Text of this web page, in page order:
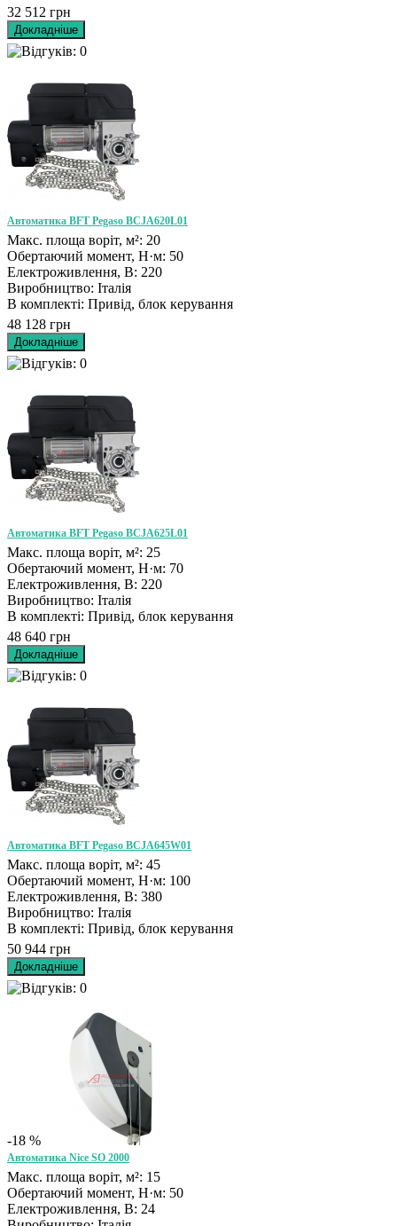
32 512 грн
Автоматика BFT Pegaso BCJA620L01
Макс. площа воріт, м²: 20
Обертаючий момент, Н·м: 50
Електроживлення, В: 220
Виробництво: Італія
В комплекті: Привід, блок керування
48 128 грн
Автоматика BFT Pegaso BCJA625L01
Макс. площа воріт, м²: 25
Обертаючий момент, Н·м: 70
Електроживлення, В: 220
Виробництво: Італія
В комплекті: Привід, блок керування
48 640 грн
Автоматика BFT Pegaso BCJA645W01
Макс. площа воріт, м²: 45
Обертаючий момент, Н·м: 100
Електроживлення, В: 380
Виробництво: Італія
В комплекті: Привід, блок керування
50 944 грн
-18 %
Автоматика Nice SO 2000
Макс. площа воріт, м²: 15
Обертаючий момент, Н·м: 50
Електроживлення, В: 24